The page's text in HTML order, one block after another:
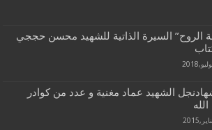
الروح” السيرة الذاتية للشهيد محسن حججي
الشهيد عماد مغنية و عدد من كوادر